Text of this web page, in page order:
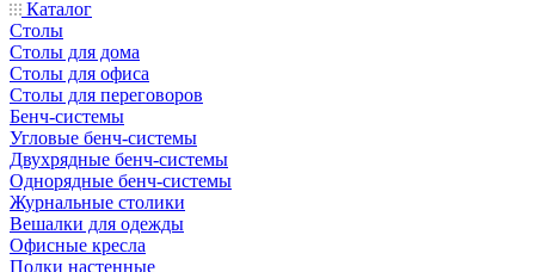
Каталог
Столы
Столы для дома
Столы для офиса
Столы для переговоров
Бенч-системы
Угловые бенч-системы
Двухрядные бенч-системы
Однорядные бенч-системы
Журнальные столики
Вешалки для одежды
Офисные кресла
Полки настенные